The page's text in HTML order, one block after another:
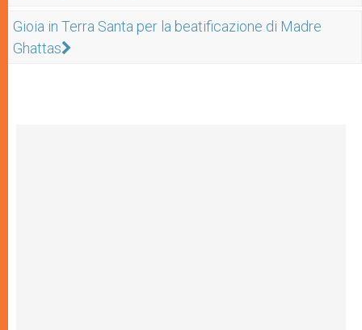
Gioia in Terra Santa per la beatificazione di Madre
Ghattas